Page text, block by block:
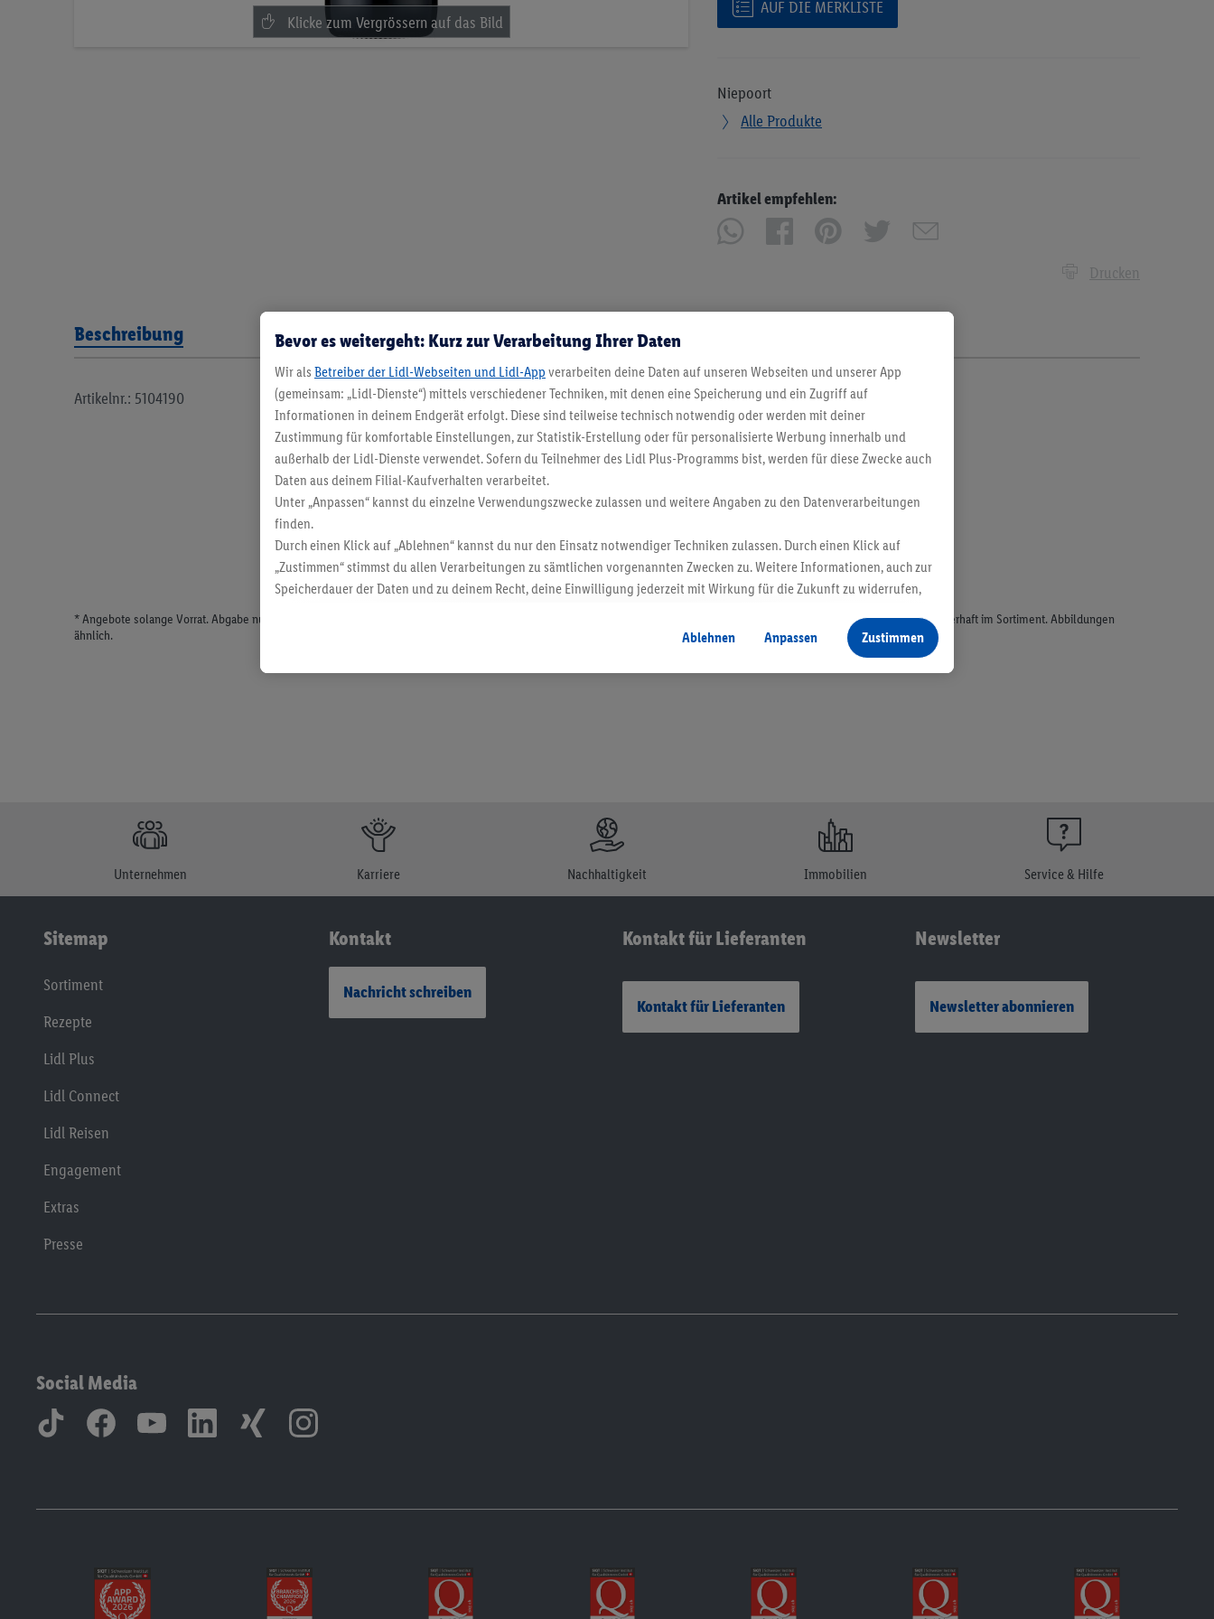
AUF DIE MERKLISTE
Niepoort
Alle Produkte
Artikel empfehlen:
Drucken
Beschreibung
Artikelnr.: 5104190
* Angebote solange Vorrat. Abgabe nur in haushaltsüblichen Mengen. Verkauf ohne Dekoration. Die hier beworbenen Produkte, vor allem NonFood-Produkte, sind nicht alle dauerhaft im Sortiment. Abbildungen
ähnlich.
Unternehmen Karriere Nachhaltigkeit Immobilien Service & Hilfe
Sitemap
Sortiment
Rezepte
Lidl Plus
Lidl Connect
Lidl Reisen
Engagement
Extras
Presse
Kontakt
Nachricht schreiben
Kontakt für Lieferanten
Kontakt für Lieferanten
Newsletter
Newsletter abonnieren
Social Media
Bevor es weitergeht: Kurz zur Verarbeitung Ihrer Daten
Wir als Betreiber der Lidl-Webseiten und Lidl-App verarbeiten deine Daten auf unseren Webseiten und unserer App
(gemeinsam: „Lidl-Dienste“) mittels verschiedener Techniken, mit denen eine Speicherung und ein Zugriff auf
Informationen in deinem Endgerät erfolgt. Diese sind teilweise technisch notwendig oder werden mit deiner
Zustimmung für komfortable Einstellungen, zur Statistik-Erstellung oder für personalisierte Werbung innerhalb und
außerhalb der Lidl-Dienste verwendet. Sofern du Teilnehmer des Lidl Plus-Programms bist, werden für diese Zwecke auch
Daten aus deinem Filial-Kaufverhalten verarbeitet.
Unter „Anpassen“ kannst du einzelne Verwendungszwecke zulassen und weitere Angaben zu den Datenverarbeitungen
finden.
Durch einen Klick auf „Ablehnen“ kannst du nur den Einsatz notwendiger Techniken zulassen. Durch einen Klick auf
„Zustimmen“ stimmst du allen Verarbeitungen zu sämtlichen vorgenannten Zwecken zu. Weitere Informationen, auch zur
Speicherdauer der Daten und zu deinem Recht, deine Einwilligung jederzeit mit Wirkung für die Zukunft zu widerrufen,
Ablehnen
Anpassen Zustimmen